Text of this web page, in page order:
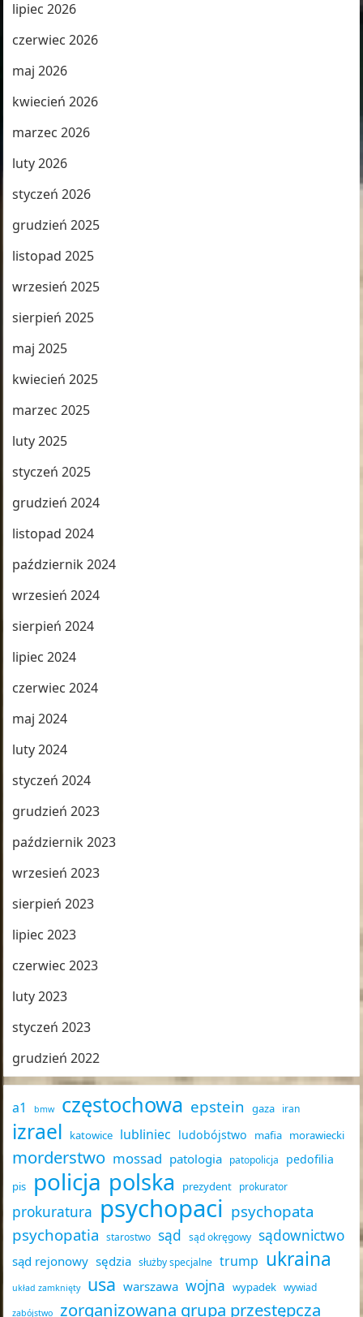
lipiec 2026
czerwiec 2026
maj 2026
kwiecień 2026
marzec 2026
luty 2026
styczeń 2026
grudzień 2025
listopad 2025
wrzesień 2025
sierpień 2025
maj 2025
kwiecień 2025
marzec 2025
luty 2025
styczeń 2025
grudzień 2024
listopad 2024
październik 2024
wrzesień 2024
sierpień 2024
lipiec 2024
czerwiec 2024
maj 2024
luty 2024
styczeń 2024
grudzień 2023
październik 2023
wrzesień 2023
sierpień 2023
lipiec 2023
czerwiec 2023
luty 2023
styczeń 2023
grudzień 2022
a1 bmw częstochowa epstein gaza iran
izrael katowice lubliniec ludobójstwo mafia morawiecki
morderstwo mossad patologia patopolicja pedofilia
pis policja polska prezydent prokurator
prokuratura psychopaci psychopata
psychopatia
starostwo sąd sąd okręgowy sądownictwo
sąd rejonowy sędzia służby specjalne trump ukraina
układ zamknięty usa warszawa wojna wypadek wywiad
zabójstwo zorganizowana grupa przestępcza